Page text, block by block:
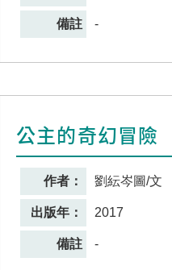
備註 -
公主的奇幻冒險
作者： 劉紜岑圖/文
出版年： 2017
備註 -